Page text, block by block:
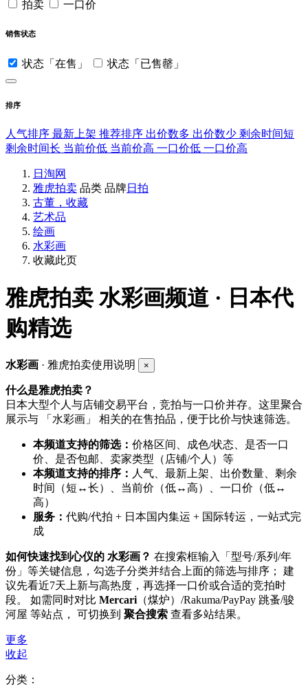
拍卖 一口价
销售状态
状态「在售」 状态「已售罄」
排序
人气排序 最新上架 推荐排序 出价数多 出价数少 剩余时间短
剩余时间长 当前价低 当前价高 一口价低 一口价高
日淘网
雅虎拍卖 品类 品牌日拍
古董，收藏
艺术品
绘画
水彩画
收藏此页
雅虎拍卖 水彩画频道 · 日本代
购精选
水彩画 · 雅虎拍卖使用说明 ×
什么是雅虎拍卖？
日本大型个人与店铺交易平台，竞拍与一口价并存。这里聚合
展示与 「水彩画」 相关的在售拍品，便于比价与快速筛选。
本频道支持的筛选： 价格区间、成色/状态、是否一口
价、是否包邮、卖家类型（店铺/个人）等
本频道支持的排序： 人气、最新上架、出价数量、剩余
时间（短↔长）、当前价（低↔高）、一口价（低↔
高）
服务： 代购/代拍 + 日本国内集运 + 国际转运，一站式完
成
如何快速找到心仪的 水彩画？ 在搜索框输入「型号/系列/年
份」等关键信息，勾选子分类并结合上面的筛选与排序； 建
议先看近7天上新与高热度，再选择一口价或合适的竞拍时
段。 如需同时对比 Mercari （煤炉）/Rakuma/PayPay 跳蚤/骏
河屋 等站点， 可切换到 聚合搜索 查看多站结果。
更多
收起
分类：